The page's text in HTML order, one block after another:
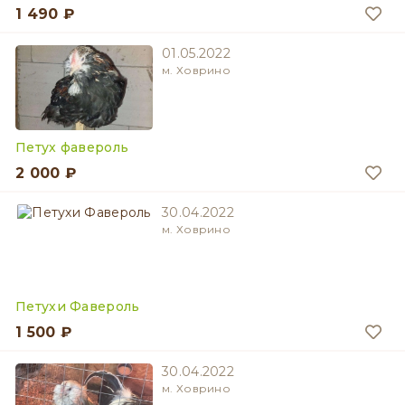
1 490 ₽
01.05.2022
м. Ховрино
Петух фавероль
2 000 ₽
30.04.2022
м. Ховрино
Петухи Фавероль
1 500 ₽
30.04.2022
м. Ховрино